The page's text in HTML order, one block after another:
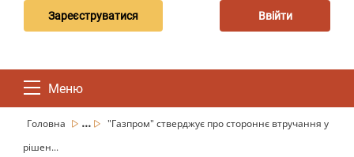
Зареєструватися Ввійти
Меню
Головна ...
"Газпром" стверджує про стороннє втручання у
рішен...